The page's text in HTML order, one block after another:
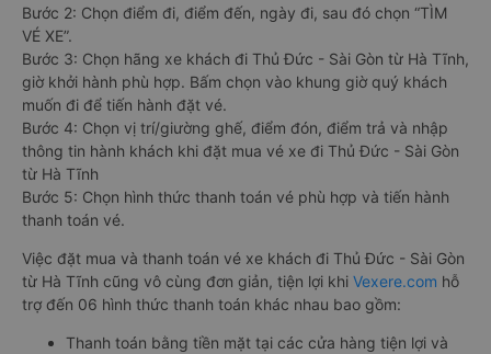
Bước 2: Chọn điểm đi, điểm đến, ngày đi, sau đó chọn “TÌM
VÉ XE”.
Bước 3: Chọn hãng xe khách đi Thủ Đức - Sài Gòn từ Hà Tĩnh,
giờ khởi hành phù hợp. Bấm chọn vào khung giờ quý khách
muốn đi để tiến hành đặt vé.
Bước 4: Chọn vị trí/giường ghế, điểm đón, điểm trả và nhập
thông tin hành khách khi đặt mua vé xe đi Thủ Đức - Sài Gòn
từ Hà Tĩnh
Bước 5: Chọn hình thức thanh toán vé phù hợp và tiến hành
thanh toán vé.
Việc đặt mua và thanh toán vé xe khách đi Thủ Đức - Sài Gòn
từ Hà Tĩnh cũng vô cùng đơn giản, tiện lợi khi Vexere.com hỗ
trợ đến 06 hình thức thanh toán khác nhau bao gồm:
Thanh toán bằng tiền mặt tại các cửa hàng tiện lợi và